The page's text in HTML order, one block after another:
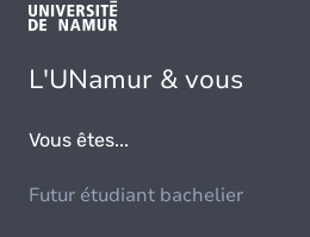
L'UNamur & vous
Vous êtes...
Futur étudiant bachelier